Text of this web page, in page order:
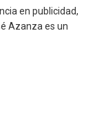
en publicidad,
Azanza es un